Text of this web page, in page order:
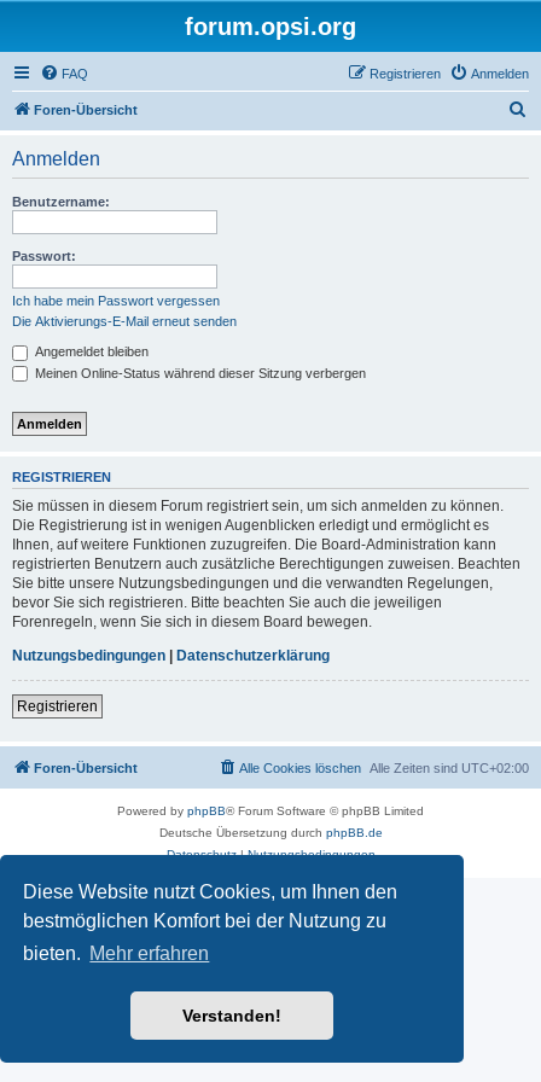
Diese Website nutzt Cookies, um Ihnen den
bestmöglichen Komfort bei der Nutzung zu
bieten. Mehr erfahren
Verstanden!
forum.opsi.org
FAQ Anmelden
Registrieren
Foren-Übersicht
Anmelden
Benutzername:
Passwort:
Ich habe mein Passwort vergessen
Die Aktivierungs-E-Mail erneut senden
Angemeldet bleiben
Meinen Online-Status während dieser Sitzung verbergen
REGISTRIEREN
Sie müssen in diesem Forum registriert sein, um sich anmelden zu können.
Die Registrierung ist in wenigen Augenblicken erledigt und ermöglicht es
Ihnen, auf weitere Funktionen zuzugreifen. Die Board-Administration kann
registrierten Benutzern auch zusätzliche Berechtigungen zuweisen. Beachten
Sie bitte unsere Nutzungsbedingungen und die verwandten Regelungen,
bevor Sie sich registrieren. Bitte beachten Sie auch die jeweiligen
Forenregeln, wenn Sie sich in diesem Board bewegen.
Nutzungsbedingungen | Datenschutzerklärung
Registrieren
Foren-Übersicht Alle Zeiten sind UTC+02:00
Alle Cookies löschen
Powered by phpBB® Forum Software © phpBB Limited
Deutsche Übersetzung durch phpBB.de
Datenschutz|Nutzungsbedingungen